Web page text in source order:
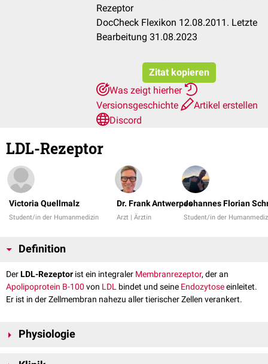
Rezeptor
DocCheck Flexikon 12.08.2011. Letzte
Bearbeitung 31.08.2023
Zitat kopieren
Was zeigt hierher
Versionsgeschichte
Artikel erstellen
Discord
LDL-Rezeptor
Victoria Quellmalz
Student/in der Humanmedizin
Dr. Frank Antwerpes
Arzt | Ärztin
Johannes Florian
Student/in der
Definition
DerLDL-Rezeptor ist ein integraler Membranrezeptor, der an
Apolipoprotein B-100 von LDL bindet und seine Endozytoseeinleitet.
Er ist in der Zellmembran nahezu aller tierischer Zellen verankert.
Physiologie